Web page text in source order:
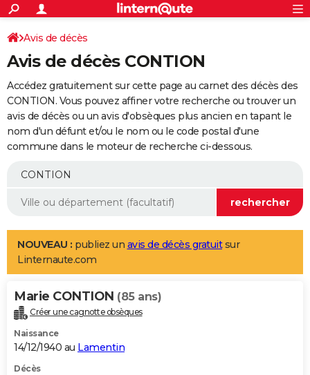
ACTUALITÉS
Politique
Société
Faits Divers
Education
Monde
Villes
+
SPORT
Coupe du monde 2026
Football
Tennis
Cyclisme
Rugby
Forum
Programme TV
TNT
Streaming
Cinéma
Sorties cinéma
Musique
+
FINANCE
Retraite
Epargne
Immobilier
Risques naturels par ville
Banque
Assurance
AUTO
Essais
Réserver un essai
Citadines
Berlines
SUV
Forum auto
+
Mobiles
Meilleur smartphone
Internet
Ordinateurs
Jeux vidéo
Guide high-tech
Aménagement intérieur
LIFESTYLE
Art de vivre
Bien-être
Loisirs
Mode
Modes de vie
Alimentation
Guide de la santé
Maladies
Médicaments
Sommeil
VOYAGE
Destinations
City break
Voyage nature
Voyage de noces
Forum
Climat
+PHOTO
GUIDES D'ACHAT
Avis de décès
Avis de décès CONTION
Accédez gratuitement sur cette page au carnet des décès des
CONTION. Vous pouvez affiner votre recherche ou trouver un
avis de décès ou un avis d'obsèques plus ancien en tapant le
nom d'un défunt et/ou le nom ou le code postal d'une
commune dans le moteur de recherche ci-dessous.
NOUVEAU : publiez un avis de décès gratuitsur
Linternaute.com
Marie CONTION (85 ans)
Créer une cagnotte obsèques
Naissance
14/12/1940 au Lamentin
Décès